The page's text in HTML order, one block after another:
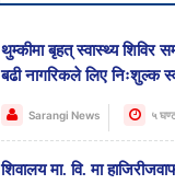
थुम्कीमा बृहत् स्वास्थ्य शिविर
बढी नागरिकले लिए निःशुल्क
Sarangi News ५
शिवालय मा. वि. मा